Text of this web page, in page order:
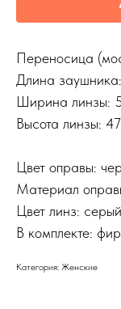
Переносица
Длина
Ширина линзы:
Высота линзы:
Цвет оправы:
Материал
Цвет линз: серый
В комплекте:
Категория: Женские